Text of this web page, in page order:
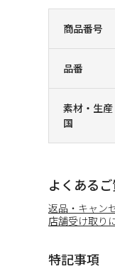
商品番号
品番
素材・生産
国
よくある
返品・キャン
店舗受け取り
特記事項